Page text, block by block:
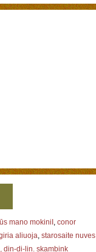
mano mokiniI , conor
aliuoja, starosaite nuves
din-di-lin. skambink